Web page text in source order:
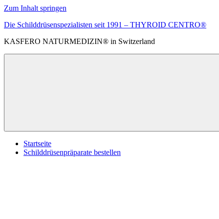
Zum Inhalt springen
Die Schilddrüsenspezialisten seit 1991 – THYROID CENTRO®
KASFERO NATURMEDIZIN® in Switzerland
Startseite
Schilddrüsenpräparate bestellen